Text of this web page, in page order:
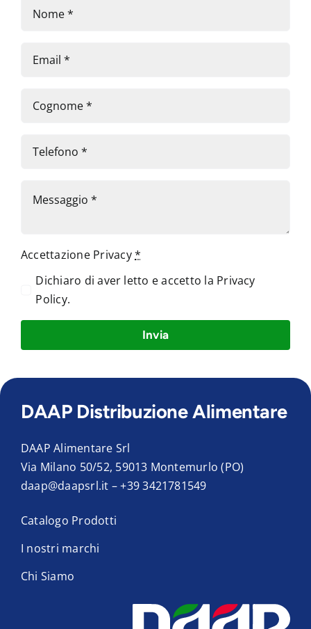
Accettazione Privacy*
Dichiaro di aver letto e accetto la Privacy
Policy.
Invia
DAAP Distribuzione Alimentare
DAAP Alimentare Srl
Via Milano 50/52, 59013 Montemurlo (PO)
daap@daapsrl.it –+39 3421781549
Catalogo Prodotti
I nostri marchi
Chi Siamo